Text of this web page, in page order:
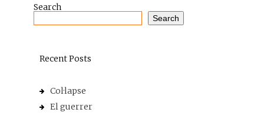
Search
Search
Recent Posts
Col·lapse
El guerrer